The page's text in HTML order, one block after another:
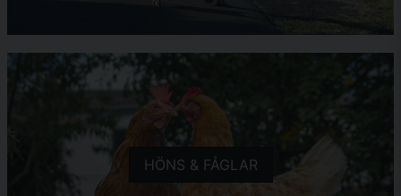
HÖNS & FÅGLAR